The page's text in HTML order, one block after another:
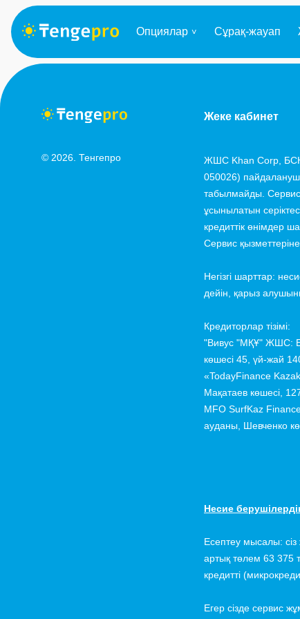
Опциялар Сұрақ-жауап
Жеке кабинет
ЖШС Khan Corp, БСН:
050026)
табылмайды.
ұсынылатын
кредиттік өнімдер
Сервис
Негізгі шарттар:
дейін, қарыз
Кредиторлар тізімі:
"Вивус "МҚҰ" ЖШС:
көшесі 45, үй-жай
«TodayFinance
Мақатаев көшесі,
MFO SurfKaz
ауданы, Шевченко
Несие
Есептеу мысалы:
артық төлем 63 375
кредитті
Егер сізде сервис
© 2026. Тенгепро